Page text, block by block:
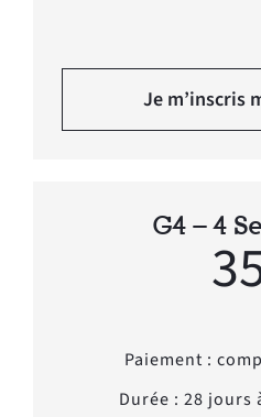
Je m’inscris
G4 – 4
Paiement :
Durée : 28 jours